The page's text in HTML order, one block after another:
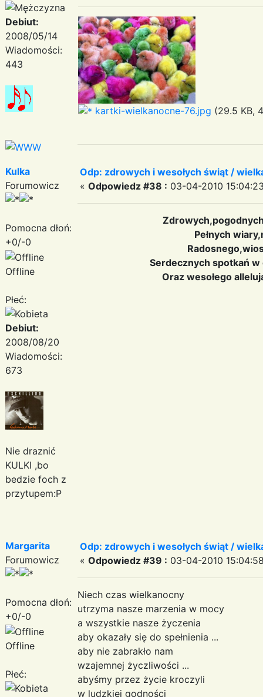
Debiut:
2008/05/14
Wiadomości:
443
kartki-wielkanocne-76.jpg (29.5 KB,
Kulka
Forumowicz
Pomocna dłoń:
+0/-0
Offline
Płeć:
Debiut:
2008/08/20
Wiadomości:
673
Nie draznić
KULKI ,bo
bedzie foch z
przytupem:P
Odp: zdrowych i wesołych świąt /
« Odpowiedz #38 : 03-04-2010
Pełnych
Serdecznych spotkań w
Oraz wesołego
Margarita
Forumowicz
Pomocna dłoń:
+0/-0
Offline
Płeć:
Odp: zdrowych i wesołych świąt /
« Odpowiedz #39 : 03-04-2010
Niech czas wielkanocny
utrzyma nasze marzenia w mocy
a wszystkie nasze życzenia
aby okazały się do spełnienia ...
aby nie zabrakło nam
wzajemnej życzliwości ...
abyśmy przez życie kroczyli
w ludzkiej godności